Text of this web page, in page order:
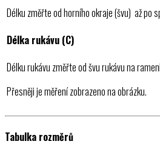
Délku změřte od horního okraje (švu) až po
Délka rukávu (C)
Délku rukávu změřte od švu rukávu na
Přesněji je měření zobrazeno na obrázku.
Tabulka rozměrů